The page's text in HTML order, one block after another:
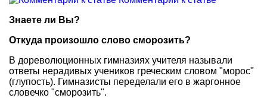
Знаете ли Вы?
Откуда произошло слово сморозить?
В дореволюционных гимназиях учителя называли
ответы нерадивых учеников греческим словом "морос"
(глупость). Гимназисты переделали его в жаргонное
словечко "сморозить".